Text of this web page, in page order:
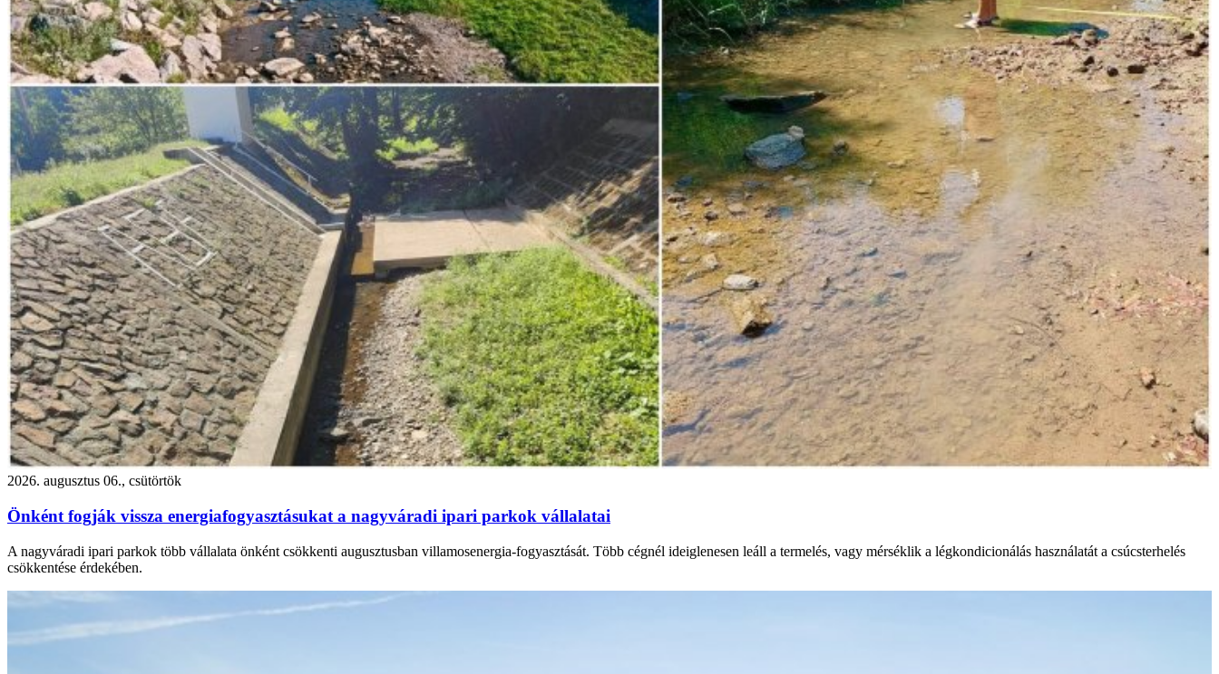
2026. augusztus 06., csütörtök
Önként fogják vissza energiafogyasztásukat a nagyváradi ipari parkok vállalatai
A nagyváradi ipari parkok több vállalata önként csökkenti augusztusban villamosenergia-fogyasztását. Több cégnél ideiglenesen leáll a termelés, vagy mérséklik a légkondicionálás használatát a csúcsterhelés
csökkentése érdekében.